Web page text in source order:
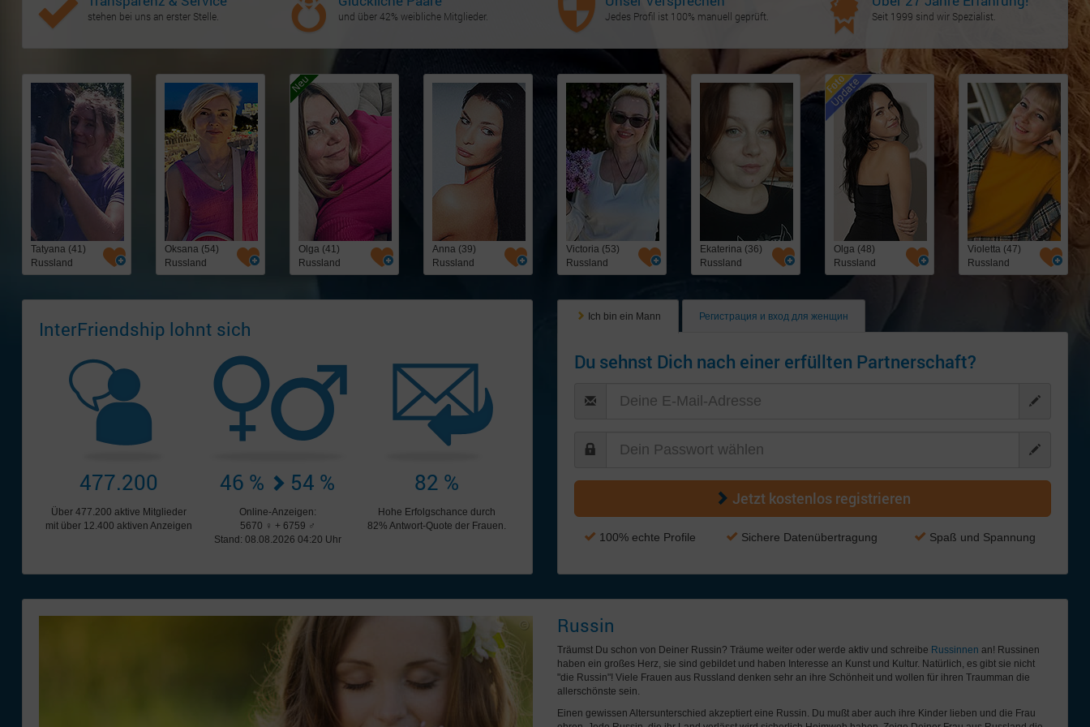
stehen bei uns an erster Stelle. und über 42% weibliche Mitglieder. Jedes Profil ist 100% manuell geprüft. Seit 1999 sind wir Spezialist.
Tatyana (41)
Russland
Oksana (54)
Russland
Olga (41)
Russland
Anna (39)
Russland
Victoria (53)
Russland
Ekaterina (36)
Russland
Olga (48)
Russland
Violetta (47)
Russland
InterFriendship lohnt sich
477.200
Über 477.200 aktive Mitglieder
mit über 12.400 aktiven Anzeigen
46 % 54 %
Online-Anzeigen:
5670 ♀ + 6759 ♂
Stand: 08.08.2026 04:20 Uhr
82 %
Hohe Erfolgschance durch
82% Antwort-Quote der Frauen.
Ich bin ein Mann Регистрация и вход для женщин
Du sehnst Dich nach einer erfüllten Partnerschaft?
Jetzt kostenlos registrieren
100% echte Profile Sichere Datenübertragung Spaß und Spannung
Russin
Träumst Du schon von Deiner Russin? Träume weiter oder werde aktiv und schreibe Russinnen an! Russinen
haben ein großes Herz, sie sind gebildet und haben Interesse an Kunst und Kultur. Natürlich, es gibt sie nicht
"die Russin"! Viele Frauen aus Russland denken sehr an ihre Schönheit und wollen für ihren Traumman die
allerschönste sein.
Einen gewissen Altersunterschied akzeptiert eine Russin. Du mußt aber auch ihre Kinder lieben und die Frau